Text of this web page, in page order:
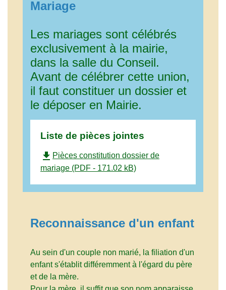
Mariage
Les mariages sont célébrés
exclusivement à la mairie,
dans la salle du Conseil.
Avant de célébrer cette union,
il faut constituer un dossier et
le déposer en Mairie.
Liste de pièces jointes
file_download Pièces constitution dossier de
mariage (PDF - 171.02 kB)
Reconnaissance d'un enfant
Au sein d'un couple non marié, la filiation d'un
enfant s'établit différemment à l'égard du père
et de la mère.